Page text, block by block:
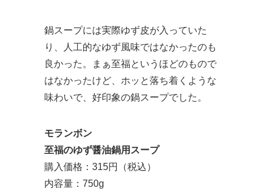
鍋スープには実際ゆず皮が入っていた
り、人工的なゆず風味ではなかったのも
良かった。まぁ至福というほどのもので
はなかったけど、ホッと落ち着くような
味わいで、好印象の鍋スープでした。
モランボン
至福のゆず醤油鍋用スープ
購入価格：315円（税込）
内容量：750g